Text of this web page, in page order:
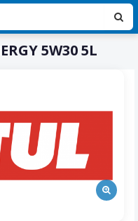
5W30 5L